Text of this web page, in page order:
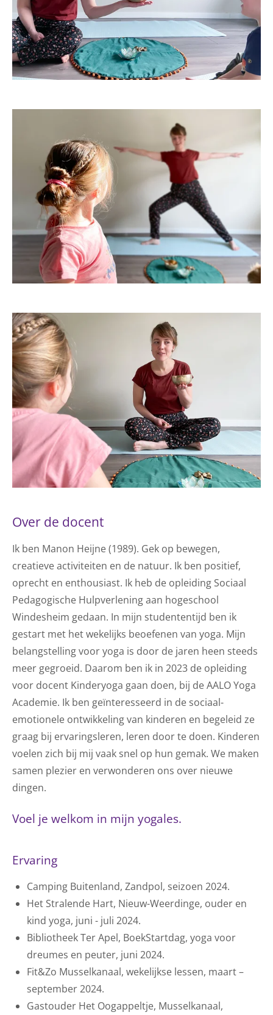
Over de docent
Ik ben Manon Heijne (1989). Gek op bewegen,
creatieve activiteiten en de natuur. Ik ben positief,
oprecht en enthousiast. Ik heb de opleiding Sociaal
Pedagogische Hulpverlening aan hogeschool
Windesheim gedaan. In mijn studententijd ben ik
gestart met het wekelijks beoefenen van yoga. Mijn
belangstelling voor yoga is door de jaren heen steeds
meer gegroeid. Daarom ben ik in 2023 de opleiding
voor docent Kinderyoga gaan doen, bij de AALO Yoga
Academie. Ik ben geïnteresseerd in de sociaal-
emotionele ontwikkeling van kinderen en begeleid ze
graag bij ervaringsleren, leren door te doen. Kinderen
voelen zich bij mij vaak snel op hun gemak. We maken
samen plezier en verwonderen ons over nieuwe
dingen.
Voel je welkom in mijn yogales.
Ervaring
Camping Buitenland, Zandpol, seizoen 2024.
Het Stralende Hart, Nieuw-Weerdinge, ouder en
kind yoga, juni - juli 2024.
Bibliotheek Ter Apel, BoekStartdag, yoga voor
dreumes en peuter, juni 2024.
Fit&Zo Musselkanaal, wekelijkse lessen, maart –
september 2024.
Gastouder Het Oogappeltje, Musselkanaal,